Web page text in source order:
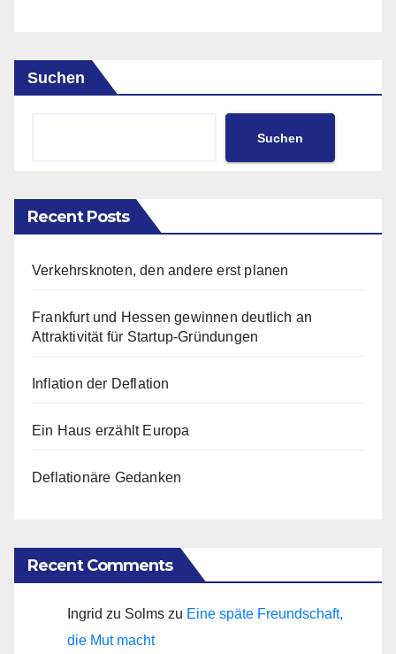
Suchen
Suchen
Recent Posts
Verkehrsknoten, den andere erst planen
Frankfurt und Hessen gewinnen deutlich an
Attraktivität für Startup-Gründungen
Inflation der Deflation
Ein Haus erzählt Europa
Deflationäre Gedanken
Recent Comments
Ingrid zu Solms zu Eine späte Freundschaft,
die Mut macht